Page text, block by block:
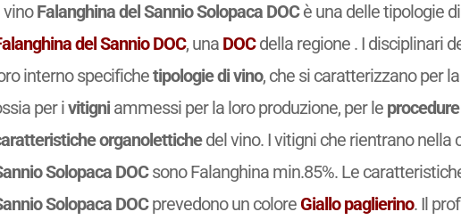
vinoFalanghina del Sannio Solopaca DOCè una delle tipologie
del Sannio DOC, una DOCdella regione . I disciplinari
interno specifichetipologie di vino, che si caratterizzano per
per ivitigniammessi per la loro produzione, per le
organolettichedel vino. I vitigni che rientrano nella
Solopaca DOCsono Falanghina min.85%. Le
Solopaca DOCprevedono un colore Giallo paglierino. Il